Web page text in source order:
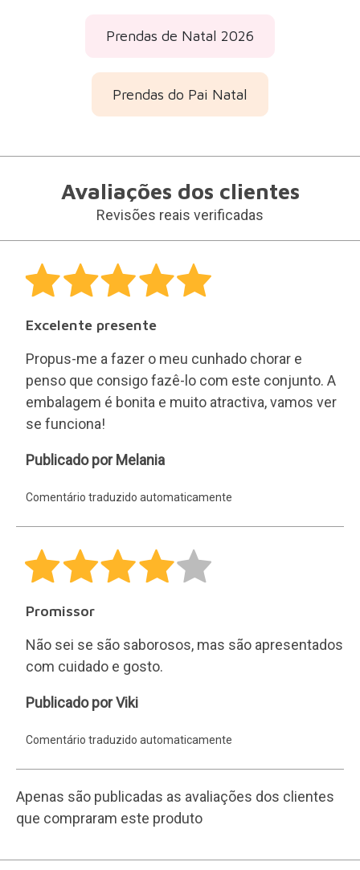
Prendas de Natal 2026
Prendas do Pai Natal
Avaliações dos clientes
Revisões reais verificadas
Excelente presente
Propus-me a fazer o meu cunhado chorar e
penso que consigo fazê-lo com este conjunto. A
embalagem é bonita e muito atractiva, vamos ver
se funciona!
Melania
Publicado por Melania
Comentário traduzido automaticamente
Promissor
Não sei se são saborosos, mas são apresentados
com cuidado e gosto.
Viki
Publicado por Viki
Comentário traduzido automaticamente
Apenas são publicadas as avaliações dos clientes
que compraram este produto